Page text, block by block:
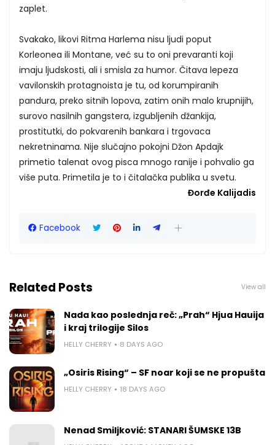
zaplet.
Svakako, likovi Ritma Harlema nisu ljudi poput
Korleonea ili Montane, već su to oni prevaranti koji
imaju ljudskosti, ali i smisla za humor. Čitava lepeza
vavilonskih protagnoista je tu, od korumpiranih
pandura, preko sitnih lopova, zatim onih malo krupnijih,
surovo nasilnih gangstera, izgubljenih džankija,
prostitutki, do pokvarenih bankara i trgovaca
nekretninama. Nije slučajno pokojni Džon Apdajk
primetio talenat ovog pisca mnogo ranije i pohvalio ga
više puta. Primetila je to i čitalačka publika u svetu.
Đorđe Kalijadis
Facebook
Related Posts View all
Nada kao poslednja reč: „Prah“ Hjua Hauija
i kraj trilogije Silos
HELLY CHERRY 8 DAYS AGO
„Osiris Rising“ – SF noar koji se ne propušta
HELLY CHERRY 18 DAYS AGO
Nenad Smiljković: STANARI ŠUMSKE 13B